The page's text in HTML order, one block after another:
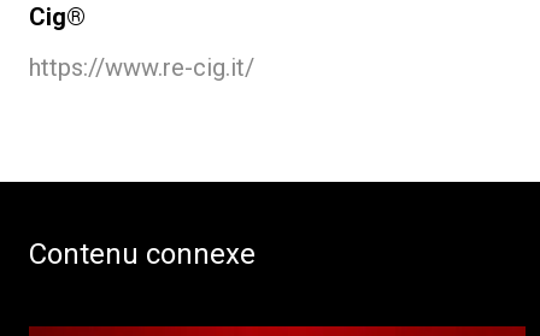
Cig®
https://www.re-cig.it/
Contenu connexe